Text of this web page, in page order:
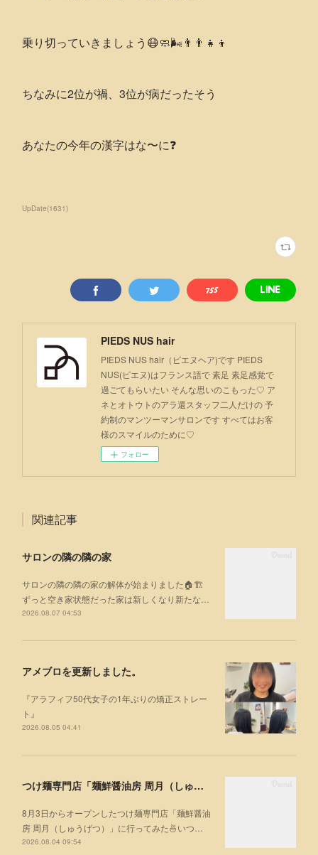
乗り切っていきましょう😷🧼🌬👨‍👨‍👧‍👦
ちなみに2位が禍、3位が病だったそう
あなたの今年の漢字はな〜に❓
UpDate(1631)
PIEDS NUS hair
PIEDS NUS hair（ピエヌヘア)です PIEDS
NUS(ピエヌ)はフランス語で 素足 素足感覚で
過ごてもらいたい そんな思いのこもった♡ ア
ネとオトウトのアラ還スタッフ二人だけの 予
約制のマンツーマンサロンです すべてはお客
様のスマイルのために♡
フォロー
関連記事
サロンの隣の隣の家
サロンの隣の隣の家の解体が始まりました🏠🏗
ずっと空き家状態だった家は新しくなり新たな…
2026.08.07 04:53
アメブロを更新しました。
『アラフィフ50代女子の1年ぶりの矯正ストレー
ト』
2026.08.05 04:41
つけ麺専門店「麺鮮醤油房 周月（しゅうげつ）」⁡ に行ってみた🍜
8月3日からオープンしたつけ麺専門店「麺鮮醤油
房 周月（しゅうげつ）」⁡に行ってみた🍜いつ…
2026.08.04 09:54